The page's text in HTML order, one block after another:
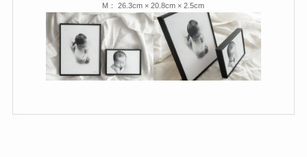
M： 26.3cm × 20.8cm × 2.5cm